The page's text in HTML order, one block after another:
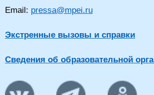
Email: pressa@mpei.ru
Экстренные вызовы и справки
Сведения об образовательной